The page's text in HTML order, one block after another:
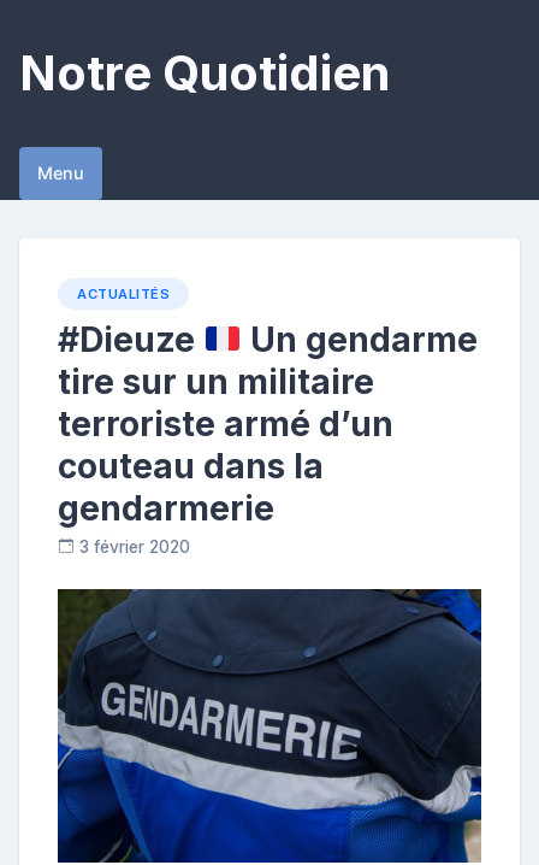
content
Notre Quotidien
Menu
ACTUALITÉS
#Dieuze
Un gendarme
tire sur un militaire
terroriste armé d’un
couteau dans la
gendarmerie
3 février 2020
s
t
e